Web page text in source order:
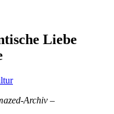
Liebe
Archiv –